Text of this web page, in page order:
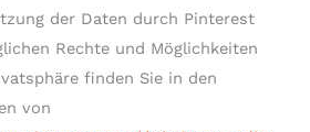
der Daten durch Pinterest
Rechte und Möglichkeiten
finden Sie in den
von